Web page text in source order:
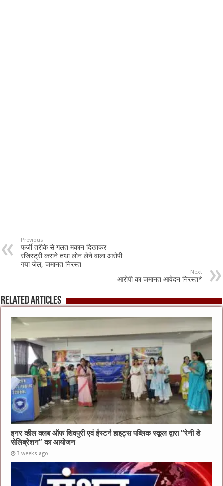
Previous
फर्जी तरीके से गलत मकान दिखाकर
रजिस्‍ट्री कराने तथा लोन लेने वाला आरोपी
गया जेल, जमानत निरस्‍त
Next
आरोपी का जमानत आवेदन निरस्त*
Related Articles
इनर व्हील क्लब ऑफ शिवपुरी एवं ईस्टर्न हाइट्स पब्लिक स्कूल द्वारा “रेनी डे
सेलिब्रेशन” का आयोजन
3 weeks ago